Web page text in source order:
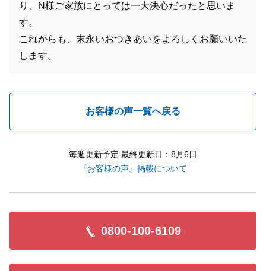
り、N様ご家族にとっては一大決心だったと思いま
す。
これからも、末永いおつきあいをよろしくお願いいた
します。
お客様の声一覧へ戻る
毎週更新予定 最終更新日：8月6日
『お客様の声』掲載について
0800-100-6109